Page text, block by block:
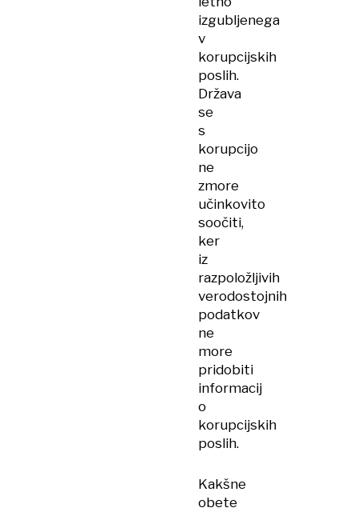
izgubljenega
v
korupcijskih
poslih.
Država
se
s
korupcijo
ne
zmore
učinkovito
soočiti,
ker
iz
razpoložljivih
verodostojnih
podatkov
ne
more
pridobiti
informacij
o
korupcijskih
poslih.
Kakšne
obete